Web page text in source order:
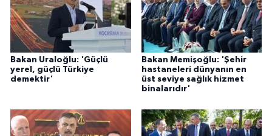
Bakan Uraloğlu: 'Güçlü
yerel, güçlü Türkiye
demektir'
Bakan Memişoğlu: 'Şehir
hastaneleri dünyanın en
üst seviye sağlık hizmet
binalarıdır'